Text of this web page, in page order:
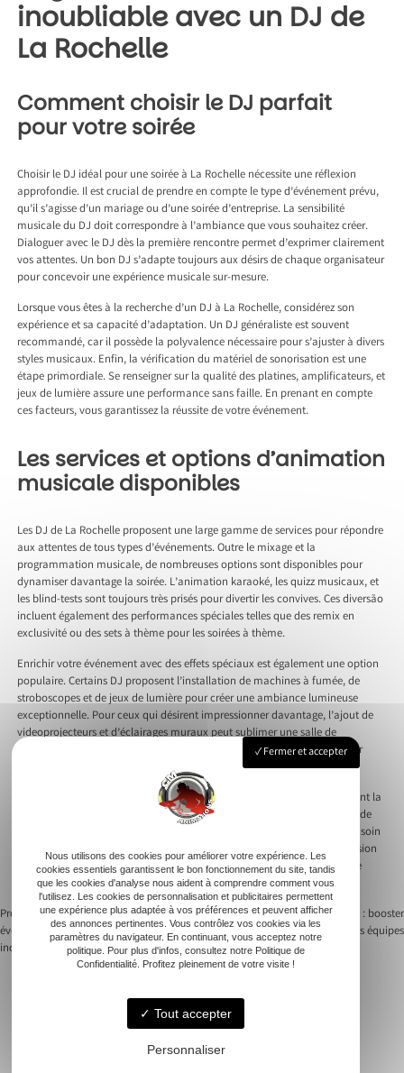
inoubliable avec un DJ de
La Rochelle
Comment choisir le DJ parfait
pour votre soirée
Choisir le DJ idéal pour une soirée à La Rochelle nécessite une réflexion
approfondie. Il est crucial de prendre en compte le type d’événement prévu,
qu’il s’agisse d’un mariage ou d’une soirée d’entreprise. La sensibilité
musicale du DJ doit correspondre à l’ambiance que vous souhaitez créer.
Dialoguer avec le DJ dès la première rencontre permet d’exprimer clairement
vos attentes. Un bon DJ s’adapte toujours aux désirs de chaque organisateur
pour concevoir une expérience musicale sur-mesure.
Lorsque vous êtes à la recherche d’un DJ à La Rochelle, considérez son
expérience et sa capacité d’adaptation. Un DJ généraliste est souvent
recommandé, car il possède la polyvalence nécessaire pour s’ajuster à divers
styles musicaux. Enfin, la vérification du matériel de sonorisation est une
étape primordiale. Se renseigner sur la qualité des platines, amplificateurs, et
jeux de lumière assure une performance sans faille. En prenant en compte
ces facteurs, vous garantissez la réussite de votre événement.
Les services et options d’animation
musicale disponibles
Les DJ de La Rochelle proposent une large gamme de services pour répondre
aux attentes de tous types d’événements. Outre le mixage et la
programmation musicale, de nombreuses options sont disponibles pour
dynamiser davantage la soirée. L’animation karaoké, les quizz musicaux, et
les blind-tests sont toujours très prisés pour divertir les convives. Ces diversão
incluent également des performances spéciales telles que des remix en
exclusivité ou des sets à thème pour les soirées à thème.
Enrichir votre événement avec des effets spéciaux est également une option
populaire. Certains DJ proposent l’installation de machines à fumée, de
stroboscopes et de jeux de lumière pour créer une ambiance lumineuse
exceptionnelle. Pour ceux qui désirent impressionner davantage, l’ajout de
videoprojecteurs et d’éclairages muraux peut sublimer une salle de
réception. L’imagination des DJ rochelais ne connaît pas de limites pour
faire de votre événement une expérience inoubliable.
Pensant à l’animation de mariage, les DJ rochelais incluent fréquemment la
mise en lumière de l’ouverture de bal. L’univers DJ à La Rochelle assure de
captiver le cœur des mariés et des invités. Peaufiner chaque détail avec soin
transforme cette célébration en un moment magique. Animer avec passion
et efficacité continue de faire la réputation de ces DJ talentueux chaque
weekend et événement.
Navigation
Previous:Animations musicales
événementiel : tendances actuelles et
incontournables
Next: Dj animation en entreprise : booster
l’engagement de vos équipes
Accueil
Fermer et accepter
Nous utilisons des cookies pour améliorer votre expérience. Les
cookies essentiels garantissent le bon fonctionnement du site, tandis
que les cookies d'analyse nous aident à comprendre comment vous
l'utilisez. Les cookies de personnalisation et publicitaires permettent
une expérience plus adaptée à vos préférences et peuvent afficher
des annonces pertinentes. Vous contrôlez vos cookies via les
paramètres du navigateur. En continuant, vous acceptez notre
politique. Pour plus d'infos, consultez notre Politique de
Confidentialité. Profitez pleinement de votre visite !
Tout accepter
Personnaliser